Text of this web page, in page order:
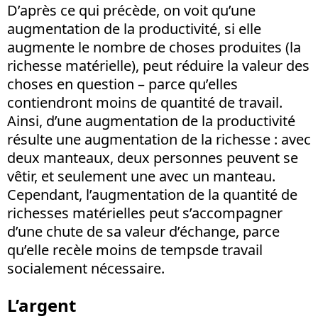
D’après ce qui précède, on voit qu’une
augmentation de la productivité, si elle
augmente le nombre de choses produites (la
richesse matérielle), peut réduire la valeur des
choses en question – parce qu’elles
contiendront moins de quantité de travail.
Ainsi, d’une augmentation de la productivité
résulte une augmentation de la richesse : avec
deux manteaux, deux personnes peuvent se
vêtir, et seulement une avec un manteau.
Cependant, l’augmentation de la quantité de
richesses matérielles peut s’accompagner
d’une chute de sa valeur d’échange, parce
qu’elle recèle moins de tempsde travail
socialement nécessaire.
L’argent